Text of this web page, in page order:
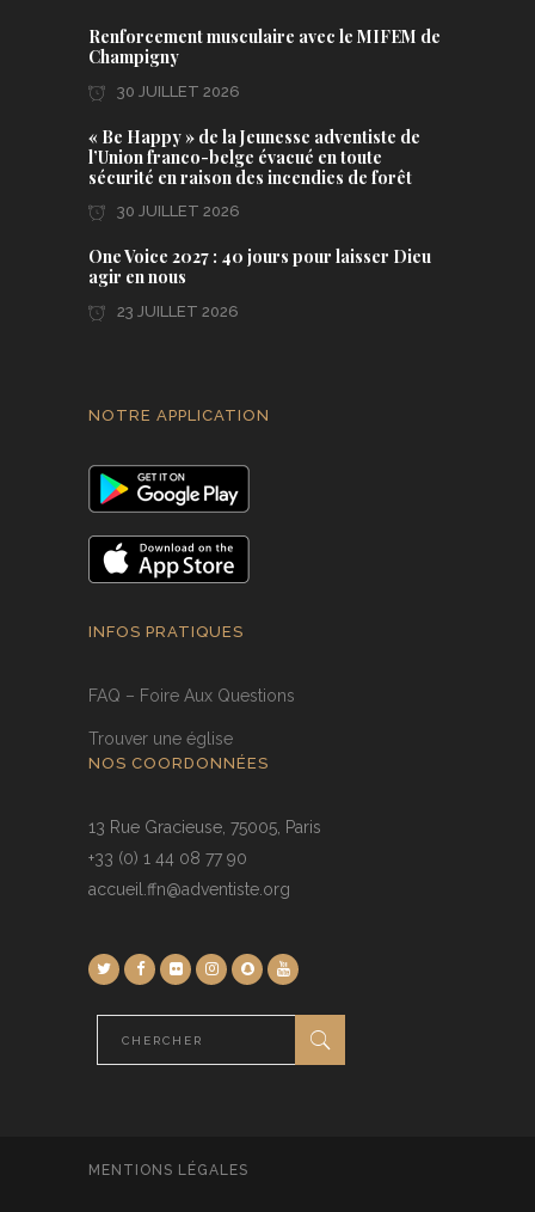
Renforcement musculaire avec le MIFEM de
Champigny
30 JUILLET 2026
« Be Happy » de la Jeunesse adventiste de
l’Union franco-belge évacué en toute
sécurité en raison des incendies de forêt
30 JUILLET 2026
One Voice 2027 : 40 jours pour laisser Dieu
agir en nous
23 JUILLET 2026
NOTRE APPLICATION
INFOS PRATIQUES
FAQ – Foire Aux Questions
Trouver une église
NOS COORDONNÉES
13 Rue Gracieuse, 75005, Paris
+33 (0) 1 44 08 77 90
accueil.ffn@adventiste.org
MENTIONS LÉGALES